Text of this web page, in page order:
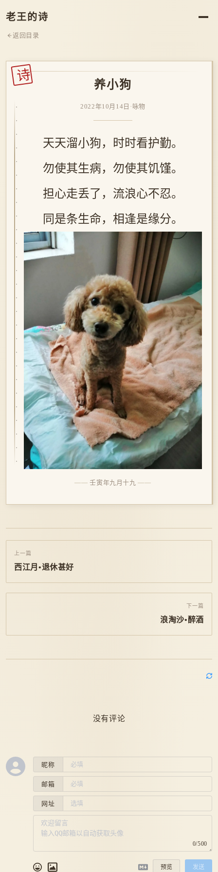
老王的诗
返回目录
诗
养小狗
2022年10月14日 · 咏物
天天溜小狗，时时看护勤。
勿使其生病，勿使其饥馑。
担心走丢了，流浪心不忍。
同是条生命，相逢是缘分。
壬寅年九月十九
上一篇
西江月•退休甚好
下一篇
浪淘沙•醉酒
昵称
邮箱
网址
0/500
预览 发送
没有评论